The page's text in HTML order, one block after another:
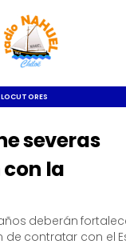
LOCUTORES
severas
la
deberán
contratar con el